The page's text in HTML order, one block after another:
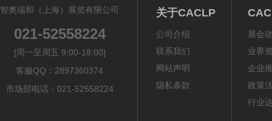
智奥瑞和（上海）展览有限公司
021-52558224
[周一至周五 9:00-18:00]
客服QQ：2897360374
市场部电话：021-52558224
关于CACLP
公司介绍
联系我们
网站声明
隐私条款
展会
业界
企业
政策
行业